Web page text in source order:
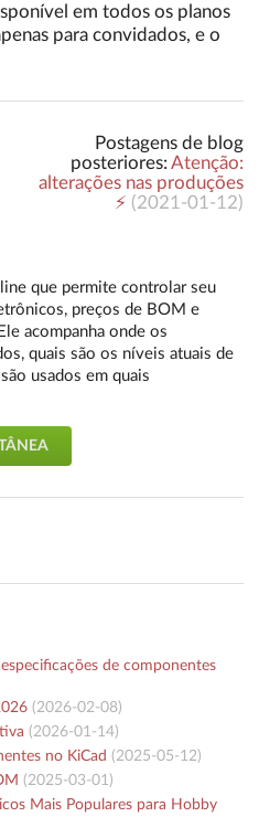
em todos os planos
para convidados, e o
Postagens de blog
posteriores:Atenção:
alterações nas produções
⚡️ (2021-01-12)
que permite controlar seu
preços de BOM e
acompanha onde os
quais são os níveis atuais de
usados em quais
de componentes
(2026-02-08)
(2026-01-14)
no KiCad (2025-05-12)
(2025-03-01)
Mais Populares para Hobby